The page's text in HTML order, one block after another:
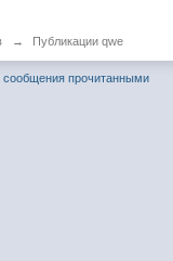
→ Публикации qwe
сообщения прочитанными